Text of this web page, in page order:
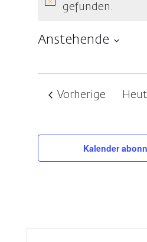
Hinweisgefunden.
Anstehende
wählen.
Vorherige
Kalender